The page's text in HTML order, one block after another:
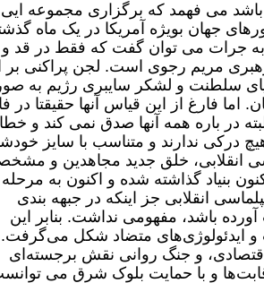
می فهمد که برگزاری مجموعه ایی
جهان بویژه آمریکا در یک ماه
به جرات می توان گفت که فقط در قد و
مریم رجوی است. لجن پراکنی بر
سلطنت و لشکر سایبری رژیم به
فارغ از این قیاس آنها حقیقتا در
در باره همه آنها صدق نمی کند و
درکی ندارند و متناسب با سایز
انقلابی، خلق جدید مجاهدین و
بنیاد گذاشته شده و اکنون به مرحله
انقلابی جز اینکه در جبهه بندی
باشد، مفهومی نداشت. بنابر این
و ایدئولوژی‌های متضاد شکل می‌گرفت.
اقتصادی، و جنگ روانی نقش برجسته‌ای
و با حمایت بلوک‌ شرق می